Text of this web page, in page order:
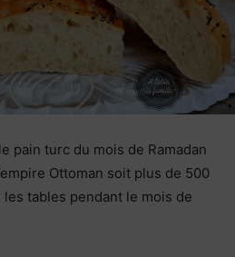
pain turc du mois de Ramadan
Ottoman soit plus de 500
les tables pendant le mois de